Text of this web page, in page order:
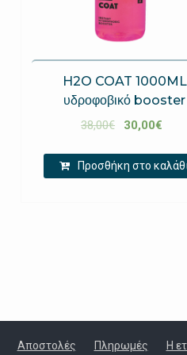
H2O COAT 1000ML
υδροφοβικό booster
38,00€ 30,00€
Προσθήκη στο
Αποστολές Πληρωμές Η